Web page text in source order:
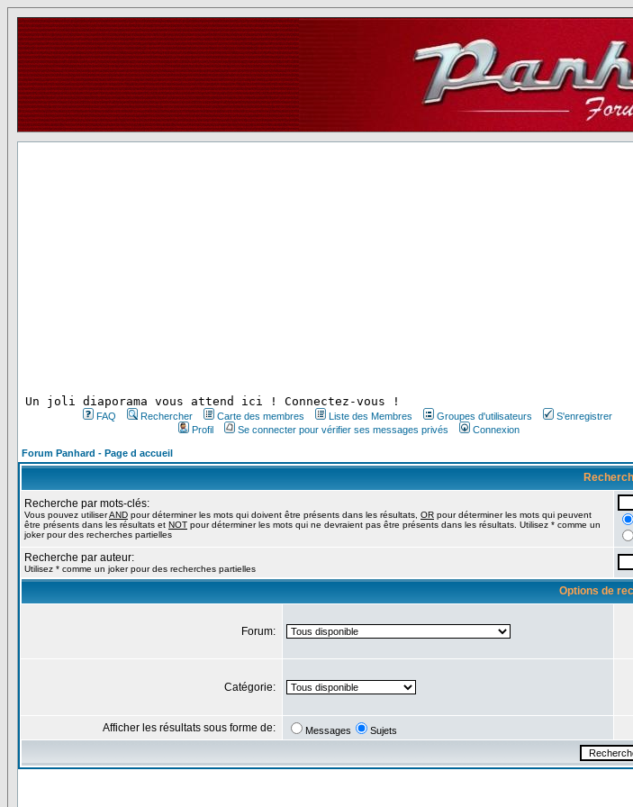
Un joli diaporama vous attend ici ! Connectez-vous !
FAQ Rechercher Carte des membres Liste des Membres Groupes d'utilisateurs
S'enregistrer
Profil
Se connecter pour vérifier ses messages privés Connexion
Forum Panhard - Page d accueil
Recherche par mots-clés:
Vous pouvez utiliserAND pour déterminer les mots qui doivent être présents dans les résultats, OR pour déterminer les mots qui peuvent
être présents dans les résultats et NOT pour déterminer les mots qui ne devraient pas être présents dans les résultats. Utilisez * comme un
joker pour des recherches partielles
Recherche par auteur:
Utilisez * comme un joker pour des recherches partielles
Options de
Forum:
Catégorie:
Afficher les résultats sous forme de: Messages Sujets